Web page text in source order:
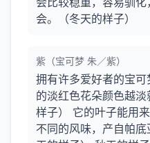
会。（冬天的样子）
紫（宝可梦 朱／紫）
拥有许多爱好者的宝
的淡红色花朵颜色越
样子） 它的叶子能用
不同的风味，产自帕